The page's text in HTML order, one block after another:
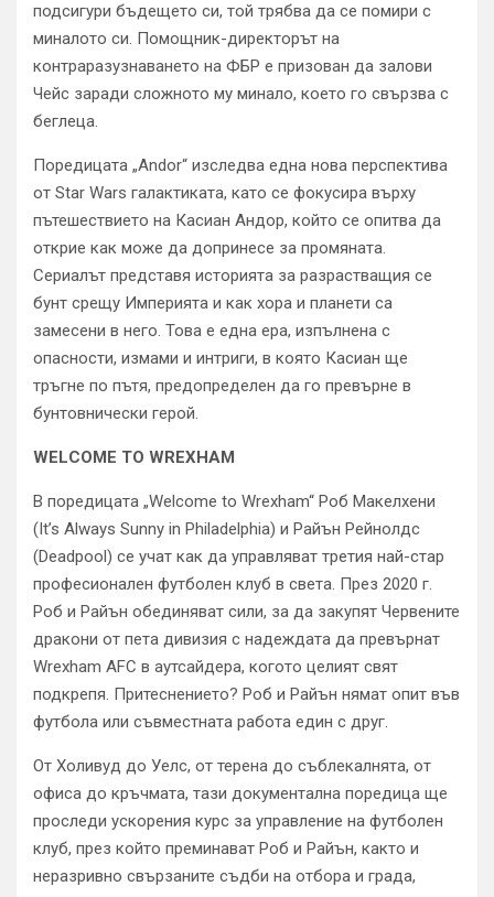
подсигури бъдещето си, той трябва да се помири с
миналото си. Помощник-директорът на
контраразузнаването на ФБР е призован да залови
Чейс заради сложното му минало, което го свързва с
беглеца.
Поредицата „Andor“ изследва една нова перспектива
от Star Wars галактиката, като се фокусира върху
пътешествието на Касиан Андор, който се опитва да
открие как може да допринесе за промяната.
Сериалът представя историята за разрастващия се
бунт срещу Империята и как хора и планети са
замесени в него. Това е една ера, изпълнена с
опасности, измами и интриги, в която Касиан ще
тръгне по пътя, предопределен да го превърне в
бунтовнически герой.
WELCOME TO WREXHAM
В поредицата „Welcome to Wrexham“ Роб Макелхени
(It’s Always Sunny in Philadelphia) и Райън Рейнолдс
(Deadpool) се учат как да управляват третия най-стар
професионален футболен клуб в света. През 2020 г.
Роб и Райън обединяват сили, за да закупят Червените
дракони от пета дивизия с надеждата да превърнат
Wrexham AFC в аутсайдера, когото целият свят
подкрепя. Притеснението? Роб и Райън нямат опит във
футбола или съвместната работа един с друг.
От Холивуд до Уелс, от терена до съблекалнята, от
офиса до кръчмата, тази документална поредица ще
проследи ускорения курс за управление на футболен
клуб, през който преминават Роб и Райън, както и
неразривно свързаните съдби на отбора и града,